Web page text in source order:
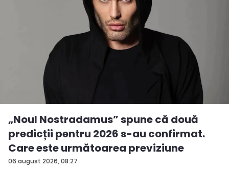
06 august 2026, 08:27
„Noul Nostradamus” spune că două
predicții pentru 2026 s-au confirmat.
Care este următoarea previziune